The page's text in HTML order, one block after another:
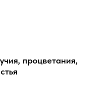
процветания,